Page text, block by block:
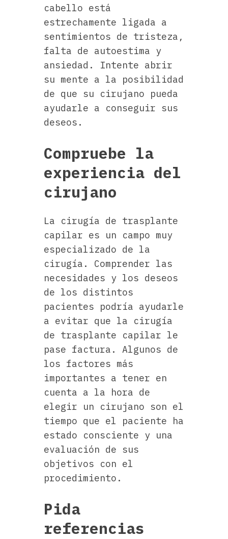
cabello está
estrechamente ligada a
sentimientos de tristeza,
falta de autoestima y
ansiedad. Intente abrir
su mente a la posibilidad
de que su cirujano pueda
ayudarle a conseguir sus
deseos.
Compruebe la
experiencia del
cirujano
La cirugía de trasplante
capilar es un campo muy
especializado de la
cirugía. Comprender las
necesidades y los deseos
de los distintos
pacientes podría ayudarle
a evitar que la cirugía
de trasplante capilar le
pase factura. Algunos de
los factores más
importantes a tener en
cuenta a la hora de
elegir un cirujano son el
tiempo que el paciente ha
estado consciente y una
evaluación de sus
objetivos con el
procedimiento.
Pida
referencias